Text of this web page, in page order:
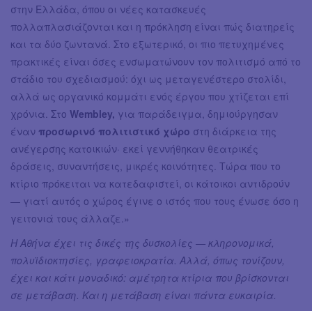
στην Ελλάδα, όπου οι νέες κατασκευές
πολλαπλασιάζονται και η πρόκληση είναι πώς διατηρείς
και τα δύο ζωντανά. Στο εξωτερικό, οι πιο πετυχημένες
πρακτικές είναι όσες ενσωματώνουν τον πολιτισμό από το
στάδιο του σχεδιασμού: όχι ως μεταγενέστερο στολίδι,
αλλά ως οργανικό κομμάτι ενός έργου που χτίζεται επί
χρόνια. Στο Wembley, για παράδειγμα, δημιούργησαν
έναν προσωρινό πολιτιστικό χώρο στη διάρκεια της
ανέγερσης κατοικιών· εκεί γεννήθηκαν θεατρικές
δράσεις, συναντήσεις, μικρές κοινότητες. Τώρα που το
κτίριο πρόκειται να κατεδαφιστεί, οι κάτοικοι αντιδρούν
— γιατί αυτός ο χώρος έγινε ο ιστός που τους ένωσε όσο η
γειτονιά τους άλλαζε.»
Η Αθήνα έχει τις δικές της δυσκολίες — κληρονομικά,
πολυϊδιοκτησίες, γραφειοκρατία. Αλλά, όπως τονίζουν,
έχει και κάτι μοναδικό: αμέτρητα κτίρια που βρίσκονται
σε μετάβαση. Και η μετάβαση είναι πάντα ευκαιρία.